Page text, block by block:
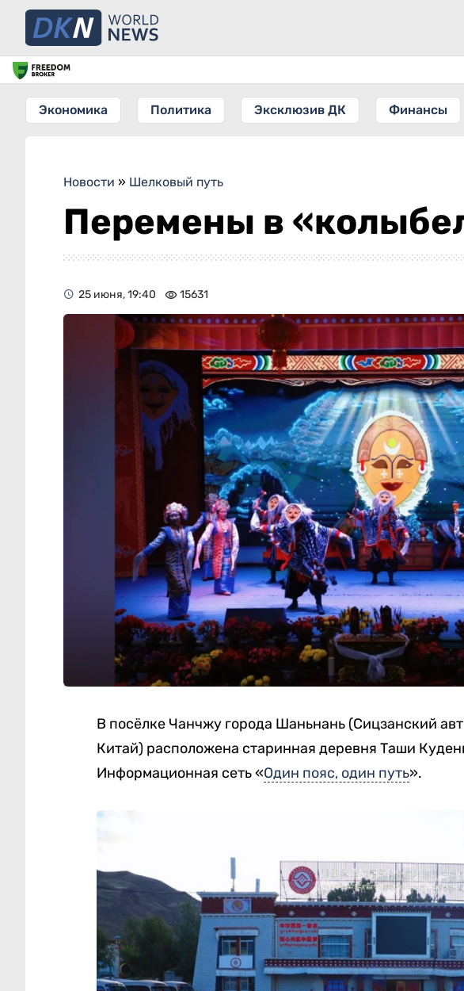
Экономика Политика Эксклюзив ДК Финансы
Новости » Шелковый путь
Перемены в
25 июня, 19:40 15631
В посёлке Чанчжу города Шаньнань (Сицзанский
Китай) расположена старинная деревня Таши
Информационная сеть «Один пояс, один путь».